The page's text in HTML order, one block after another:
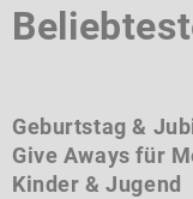
Geburtstag &
Give Aways für
Kinder & Jugend